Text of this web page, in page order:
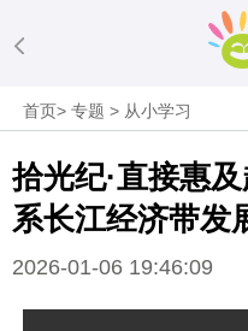
首页>专题 > 从小学习
拾光纪·直接惠及
系长江经济带发
2026-01-06 19:46:09